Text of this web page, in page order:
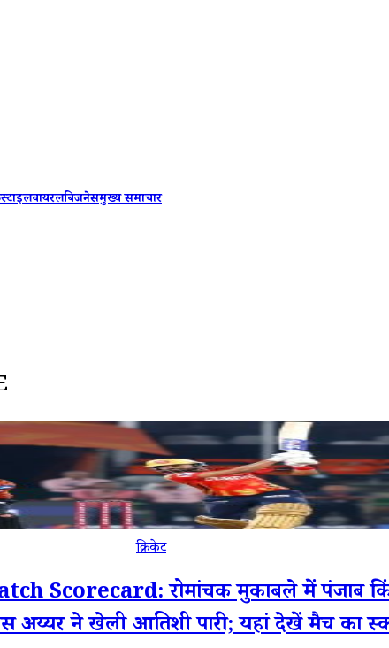
वायरलबिजनेसमुख्य समाचार
क्रिकेट
Scorecard: रोमांचक मुकाबले में पंजाब
अय्यर ने खेली आतिशी पारी; यहां देखें मैच का